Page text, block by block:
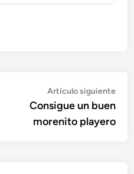
Artículo siguiente
Consigue un buen
morenito playero